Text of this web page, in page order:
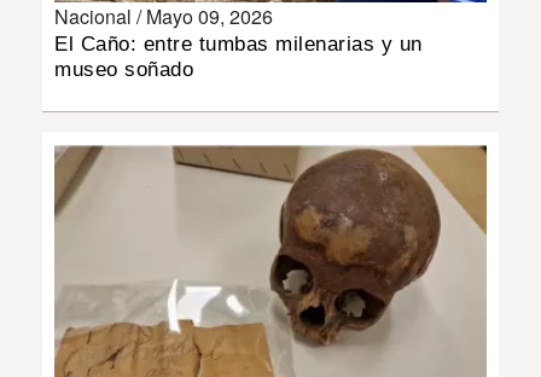
DEPORTES
INSÓLITAS
MULTIMEDIA
Nacional /Mayo 09, 2026
El Caño: entre tumbas milenarias y un
museo soñado